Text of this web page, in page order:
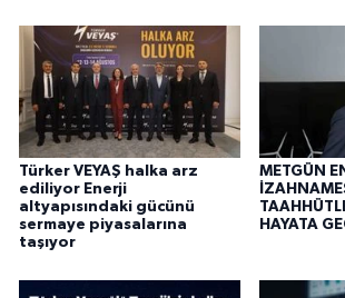
Türker VEYAŞ halka arz
ediliyor Enerji
altyapısındaki gücünü
sermaye piyasalarına
taşıyor
METGÜN
HAYATA